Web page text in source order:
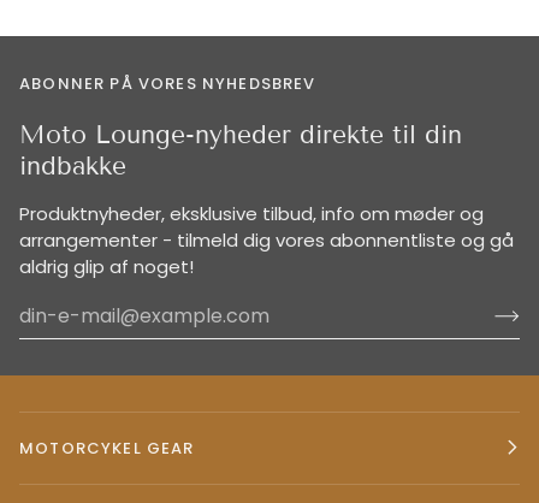
ABONNER PÅ VORES NYHEDSBREV
Moto Lounge-nyheder direkte til din
indbakke
Produktnyheder, eksklusive tilbud, info om møder og
arrangementer - tilmeld dig vores abonnentliste og gå
aldrig glip af noget!
MOTORCYKEL GEAR